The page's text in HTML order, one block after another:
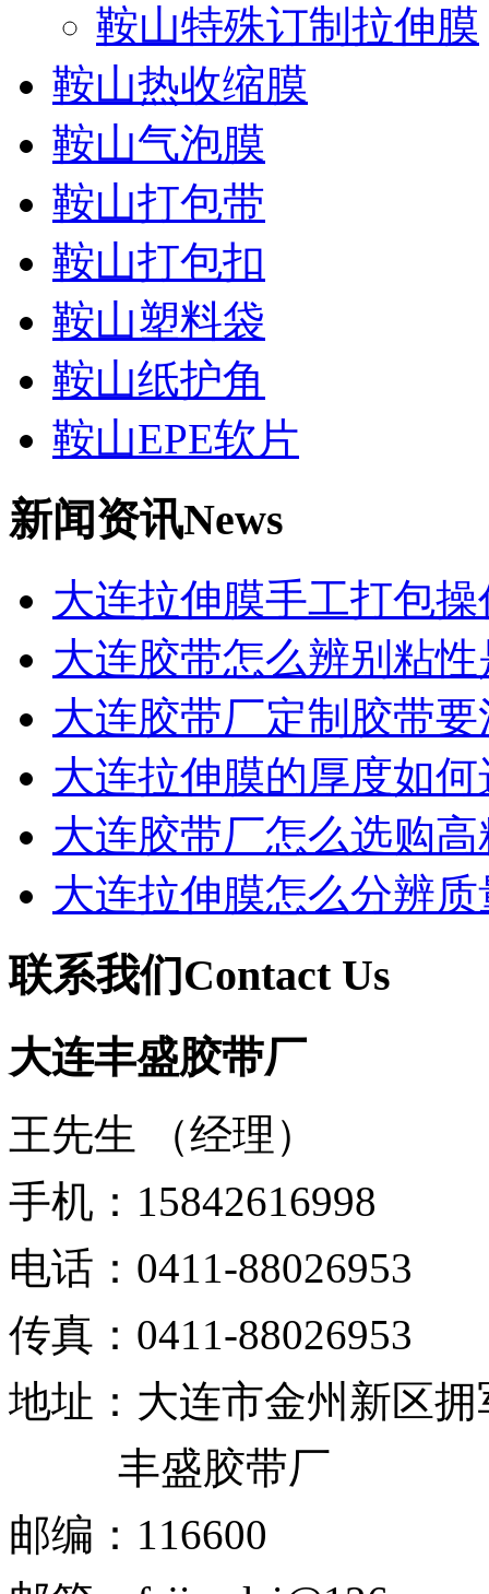
鞍山特殊订制拉伸膜
鞍山热收缩膜
鞍山气泡膜
鞍山打包带
鞍山打包扣
鞍山塑料袋
鞍山纸护角
鞍山EPE软片
新闻资讯News
大连拉伸膜手工打包
大连胶带怎么辨别粘
大连胶带厂定制胶带
大连拉伸膜的厚度如
大连胶带厂怎么选购
大连拉伸膜怎么分辨
联系我们 Contact Us
大连丰盛胶带厂
王先生 （经理）
手机： 15842616998
电话： 0411-88026953
传真： 0411-88026953
地址： 大连市金州新区拥
丰盛胶带厂
邮编： 116600